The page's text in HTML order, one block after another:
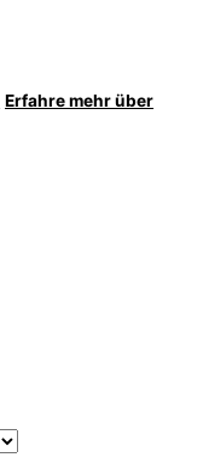
Erfahre mehr über